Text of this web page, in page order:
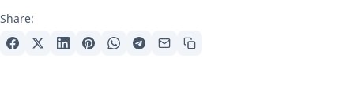
Share: